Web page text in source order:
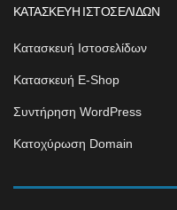
ΚΑΤΑΣΚΕΥΉ ΙΣΤΟΣΕΛΊΔΩΝ
Κατασκευή Ιστοσελίδων
Κατασκευή E-Shop
Συντήρηση WordPress
Κατοχύρωση Domain